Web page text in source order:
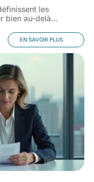
les
bien au-delà…
EN SAVOIR PLUS